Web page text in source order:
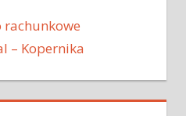
rachunkowe
– Kopernika